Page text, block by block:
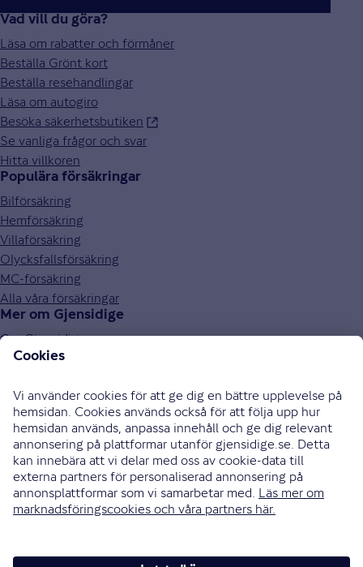
Vad vill du göra?
Läsa om rabatter och förmåner
Beställa Grönt kort
Beställa resehandlingar
Läsa om autogiro
Besöka säkerhetsbutiken
Se vanliga frågor och svar
Hitta villkoren
Populära försäkringar
Bilförsäkring
Hemförsäkring
Villaförsäkring
Olycksfallsförsäkring
MC-försäkring
Alla våra försäkringar
Mer om Gjensidige
Om Gjensidige
Jobba hos oss
Press och media
Investor relations
Samarbetspartners
0771-326 326
Bli uppringd
Skriv till oss
Instagram